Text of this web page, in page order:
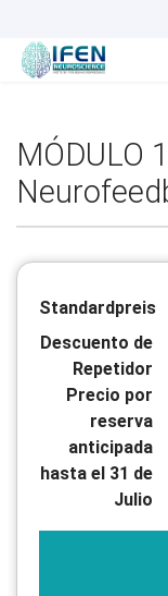
MÓDULO
Standardpreis
Descuento de
Repetidor
Precio por
reserva
anticipada
hasta el 31 de
Julio